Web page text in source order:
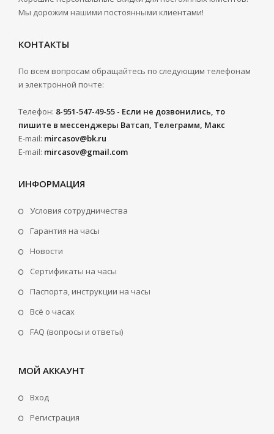
Мы дорожим нашими постоянными клиентами!
КОНТАКТЫ
По всем вопросам обращайтесь по следующим телефонам
и электронной почте:
Телефон: 8-951-547-49-55 - Если не дозвонились, то
пишите в мессенджеры Ватсап, Телеграмм, Макс
E-mail: mircasov@bk.ru
E-mail: mircasov@gmail.com
ИНФОРМАЦИЯ
Условия сотрудничества
Гарантия на часы
Новости
Сертификаты на часы
Паспорта, инструкции на часы
Всё о часах
FAQ (вопросы и ответы)
МОЙ АККАУНТ
Вход
Регистрация